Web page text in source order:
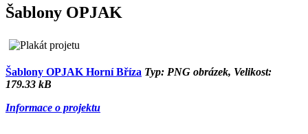
Šablony OPJAK
Šablony OPJAK Horní Bříza Typ: PNG obrázek, Velikost:
179.33 kB
Informace o projektu